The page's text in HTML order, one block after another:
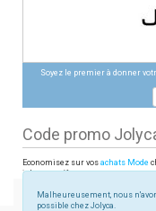
Soyez le premier à donner
Code promo
Economisez sur vos achats Mode
jolyca.com/fr
Malheureusement, nous
possible chez Jolyca.